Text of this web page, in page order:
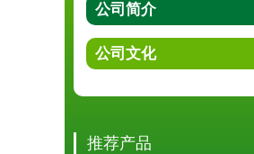
公司简介
公司文化
推荐产品